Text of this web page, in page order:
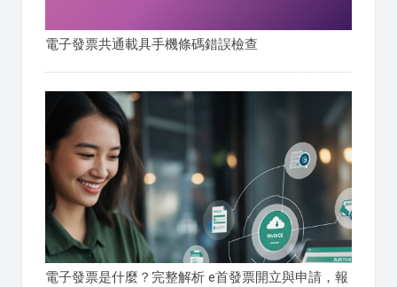
電子發票共通載具手機條碼錯誤檢查
電子發票是什麼？完整解析 e首發票開立與申請，報